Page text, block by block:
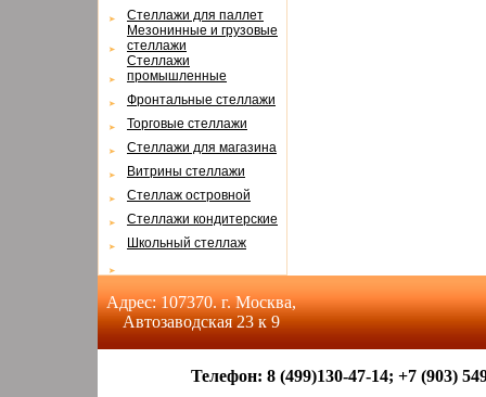
Cтеллажи для паллет
Мезонинные и грузовые
стеллажи
Cтеллажи
промышленные
Фронтальные стеллажи
Торговые стеллажи
Cтеллажи для магазина
Витрины стеллажи
Cтеллаж островной
Cтеллажи кондитерские
Школьный стеллаж
Адрес: 107370. г. Москва,
Автозаводская 23 к 9
Телефон: 8 (499)130-47-14; +7 (903)